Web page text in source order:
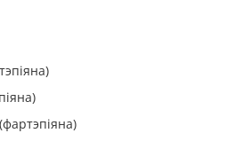
(фартэпіяна)